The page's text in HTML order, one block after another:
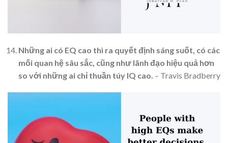
Những ai có EQ cao thì ra quyết định sáng suốt, có các
mối quan hệ sâu sắc, cũng như lãnh đạo hiệu quả hơn
so với những ai chỉ thuần túy IQ cao. – Travis Bradberry